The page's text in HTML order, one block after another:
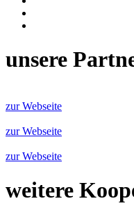
unsere
zur Webseite
zur Webseite
zur Webseite
weitere